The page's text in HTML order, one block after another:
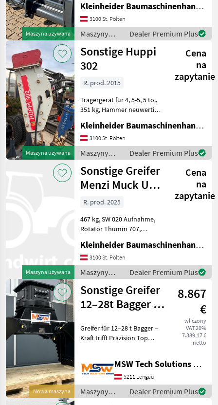
Maszyna używana
Unterschraubwendemesser
4-teilig, Zylinder
außenliegend, 2
Sichtfenster , 2, 95 m breit
Maszyn
Kleinheider Baumaschinenhandel GmbH.
3100 St. Pölten
Maszyny
budowlane /
Sonstige
Dealer Premium Plus
Maszyna używana
Sonstige Huppi
302
Cena
na
zapytanie
R. prod. 2015
Trägergerät für 4, 5-5, 5 to.,
351 kg, Hammer neuwertig
Koparka - osprzęt
Kleinheider Baumaschinenhandel GmbH.
3100 St. Pölten
Maszyny
budowlane /
Sonstige
Dealer Premium Plus
Maszyna używana
Sonstige Greifer
Menzi Muck UG
08 M10
Cena
na
zapytanie
R. prod. 2025
467 kg, SW 020 Aufnahme,
Rotator Thumm 707,
Zähnen Maszyny
budowlane Koparka -
osprzęt
Kleinheider Baumaschinenhandel GmbH.
3100 St. Pölten
Maszyny
budowlane /
Sonstige
Dealer Premium Plus
Nowa maszyna
Sonstige Greifer
12–28t Bagger in
Größen
8.867
€
wliczony
VAT 20%
7.389,17 €
netto
Greifer für 12–28 t Bagger –
Kraft trifft Präzision Top
arbeiten. Weniger
Verschleiß. - Universal- &
Sortiergreife
MSW Tech Solutions GmbH
5211 Lengau
Maszyny
budowlane /
Dealer Premium Plus